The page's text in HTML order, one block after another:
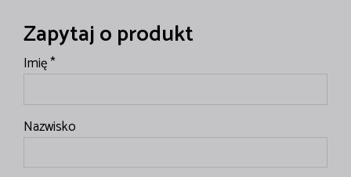
Zapytaj o produkt
Imię *
Nazwisko